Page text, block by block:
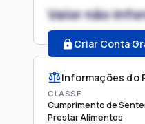
Valor não
Criar Conta
Informações do
CLASSE
Cumprimento de
Prestar Alimentos